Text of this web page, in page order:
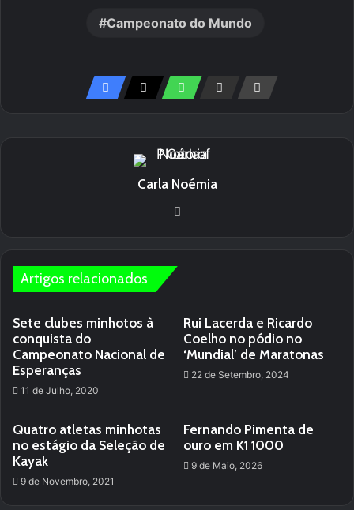
Campeonato do Mundo
Carla Noémia
Artigos relacionados
Sete clubes minhotos à
conquista do
Campeonato Nacional de
Esperanças
11 de Julho, 2020
Rui Lacerda e Ricardo
Coelho no pódio no
‘Mundial’ de Maratonas
22 de Setembro, 2024
Quatro atletas minhotas
no estágio da Seleção de
Kayak
9 de Novembro, 2021
Fernando Pimenta de
ouro em K1 1000
9 de Maio, 2026